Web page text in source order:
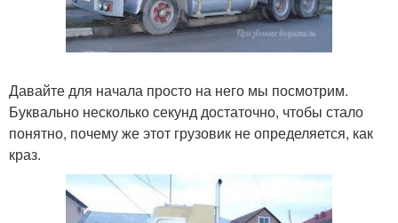
Давайте для начала просто на него мы посмотрим.
Буквально несколько секунд достаточно, чтобы стало
понятно, почему же этот грузовик не определяется, как
краз.